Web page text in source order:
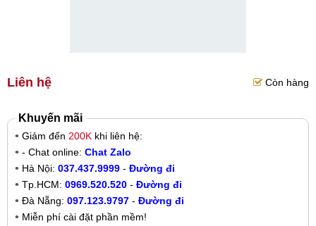
Liên hệ Còn hàng
Khuyến mãi
Giảm đến 200K khi liên hệ:
- Chat online: Chat Zalo
Hà Nội: 037.437.9999 - Đường đi
Tp.HCM: 0969.520.520 - Đường đi
Đà Nẵng: 097.123.9797 - Đường đi
Miễn phí cài đặt phần mềm!